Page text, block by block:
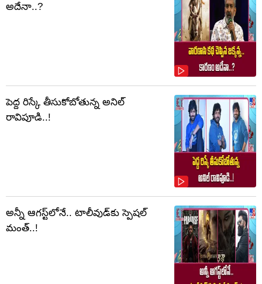
అదేనా..?
పెద్ద రిస్కే తీసుకోబోతున్న అనిల్
రావిపూడి..!
అన్నీ ఆగస్ట్‌లోనే.. టాలీవుడ్‌కు స్పెషల్
మంత్..!